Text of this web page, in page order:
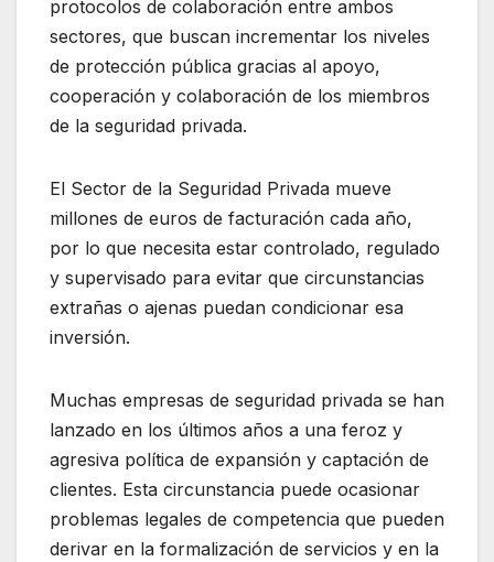
protocolos de colaboración entre ambos
sectores, que buscan incrementar los niveles
de protección pública gracias al apoyo,
cooperación y colaboración de los miembros
de la seguridad privada.
El Sector de la Seguridad Privada mueve
millones de euros de facturación cada año,
por lo que necesita estar controlado, regulado
y supervisado para evitar que circunstancias
extrañas o ajenas puedan condicionar esa
inversión.
Muchas empresas de seguridad privada se han
lanzado en los últimos años a una feroz y
agresiva política de expansión y captación de
clientes. Esta circunstancia puede ocasionar
problemas legales de competencia que pueden
derivar en la formalización de servicios y en la